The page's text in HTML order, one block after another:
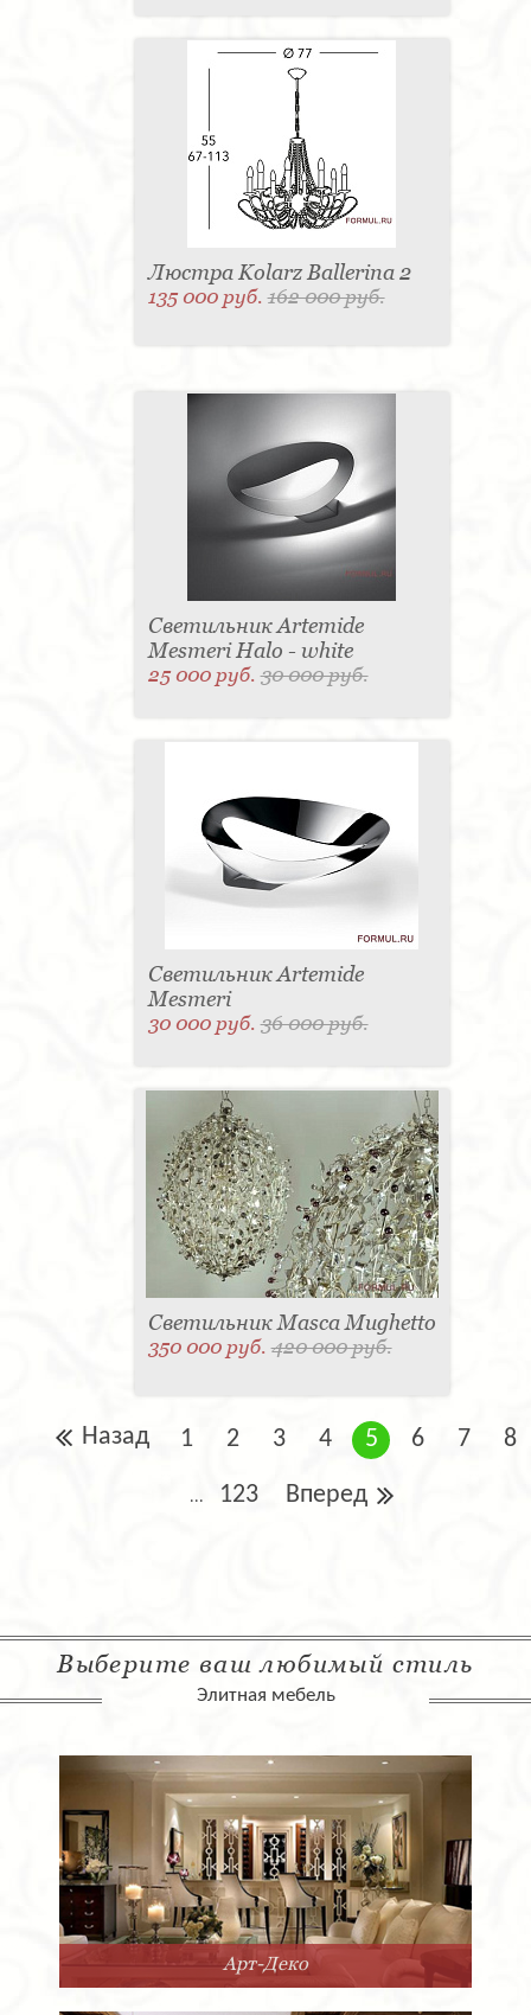
Люстра Kolarz Ballerina 2
135 000 руб.162 000 руб.
Светильник Artemide
Mesmeri Halo - white
25 000 руб.30 000 руб.
Светильник Artemide
Mesmeri
30 000 руб.36 000 руб.
Светильник Masca Mughetto
350 000 руб.420 000 руб.
Назад 1 2 3 4 5 6 7 8
... 123 Вперед
Выберите ваш любимый стиль
Элитная мебель
Арт-Деко